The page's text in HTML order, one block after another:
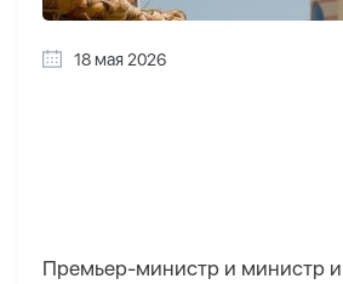
18 мая 2026
Премьер-министр и министр